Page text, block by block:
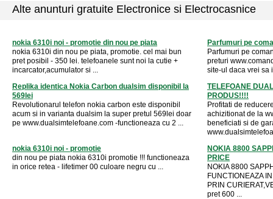
Alte anunturi gratuite Electronice si Electrocasnice
nokia 6310i noi - promotie din nou pe piata
nokia 6310i din nou pe piata, promotie. cel mai bun
pret posibil - 350 lei. telefoanele sunt noi la cutie +
incarcator,acumulator si ...
Parfumuri pe
Parfumuri pe
preturi
site-ul daca vrei sa
Replika identica Nokia Carbon dualsim disponibil la
569lei
Revolutionarul telefon nokia carbon este disponibil
acum si in varianta dualsim la super pretul 569lei doar
pe www.dualsimtelefoane.com -functioneaza cu 2 ...
TELEFOANE
PRODUS!!!!
Profitati de
achizitionat de la
beneficiati si de
nokia 6310i noi - promotie
din nou pe piata nokia 6310i promotie !!! functioneaza
in orice retea - lifetimer 00 culoare negru cu ...
NOKIA 8800
PRICE
NOKIA 8800
FUNCTIONEAZA
PRIN
pret 600 ...